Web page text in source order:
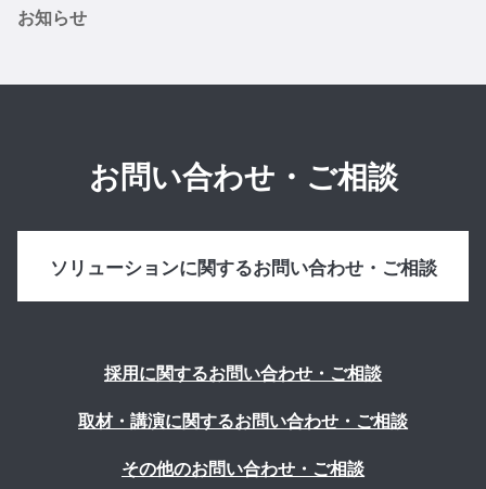
お知らせ
お問い合わせ・ご相談
ソリューションに関するお問い合わせ・ご相談
採用に関するお問い合わせ・ご相談
取材・講演に関するお問い合わせ・ご相談
その他のお問い合わせ・ご相談